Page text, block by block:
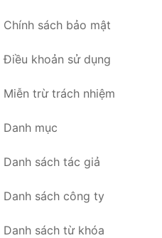
Chính sách bảo mật
Điều khoản sử dụng
Miễn trừ trách nhiệm
Danh mục
Danh sách tác giả
Danh sách công ty
Danh sách từ khóa